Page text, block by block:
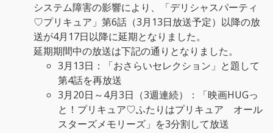
システム障害の影響により、「デリシャスパーティ
♡プリキュア」第6話（3月13日放送予定）以降の放
送が4月17日以降に延期となりました。
延期期間中の放送は下記の通りとなりました。
3月13日：「おさらいセレクション」と題して
第4話を再放送
3月20日～4月3日（3週連続）：「映画HUGっ
と！プリキュア♡ふたりはプリキュア オール
スターズメモリーズ」を3分割して放送